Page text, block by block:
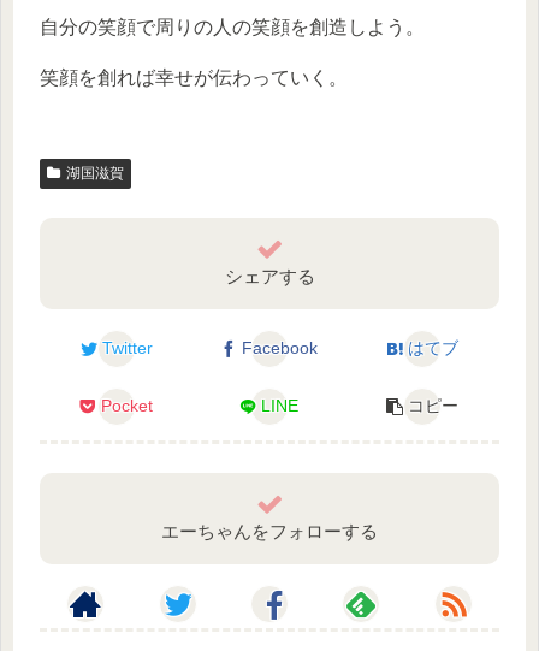
自分の笑顔で周りの人の笑顔を創造しよう。
笑顔を創れば幸せが伝わっていく。
湖国滋賀
シェアする
Twitter Facebook はてブ
Pocket LINE コピー
エーちゃんをフォローする